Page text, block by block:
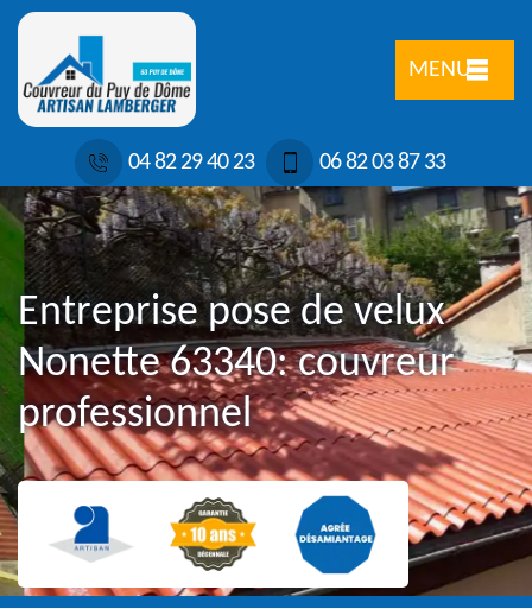
MENU
04 82 29 40 23 06 82 03 87 33
Entreprise pose de velux
Nonette 63340: couvreur
professionnel